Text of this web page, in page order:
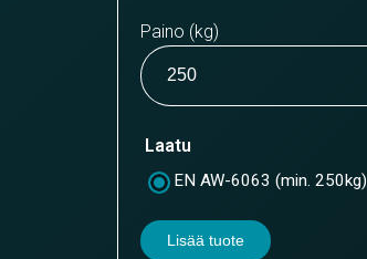
Paino (kg)
Laatu
EN AW-6063 (min. 250kg)
Lisää tuote